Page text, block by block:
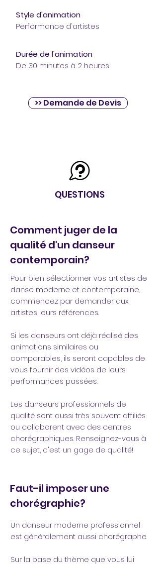
Style d'animation
Performance d'artistes
Durée de l'animation
De 30 minutes à 2 heures
>> Demande de Devis
QUESTIONS
Comment juger de la
qualité d'un danseur
contemporain?
Pour bien sélectionner vos artistes de
danse moderne et contemporaine,
commencez par demander aux
artistes leurs références.
Si les danseurs ont déjà réalisé des
animations similaires ou
comparables, ils seront capables de
vous fournir des vidéos de leurs
performances passées.
Les danseurs professionnels de
qualité sont aussi très souvent affiliés
ou collaborent avec des centres
chorégraphiques. Renseignez-vous à
ce sujet, c'est un gage de qualité!
Faut-il imposer une
chorégraphie?
Un danseur moderne professionnel
est généralement aussi chorégraphe.
Sur la base du thème que vous lui